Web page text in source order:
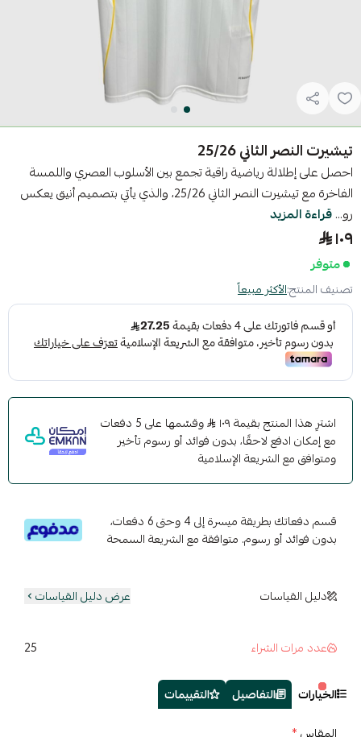
تيشيرت النصر الثاني 25/26
احصل على إطلالة رياضية راقية تجمع بين الأسلوب العصري واللمسة
الفاخرة مع تيشيرت النصر الثاني 25/26، والذي يأتي بتصميم أنيق يعكس
رو...قراءة المزيد
١٠٩
متوفر
تصنيف المنتج:الأكثر مبيعاً
اشترِ هذا المنتج بقيمة ١٠٩
وقسّمها على 5 دفعات
مع إمكان ادفع لاحقًا، بدون فوائد أو رسوم تأخير
ومتوافق مع الشريعة الإسلامية
قسم دفعاتك بطريقة ميسرة إلى 4 وحتى 6 دفعات،
بدون فوائد أو رسوم. متوافقة مع الشريعة السمحة
دليل القياسات عرض دليل القياسات
عدد مرات الشراء 25
الخيارات التفاصيل
التقييمات